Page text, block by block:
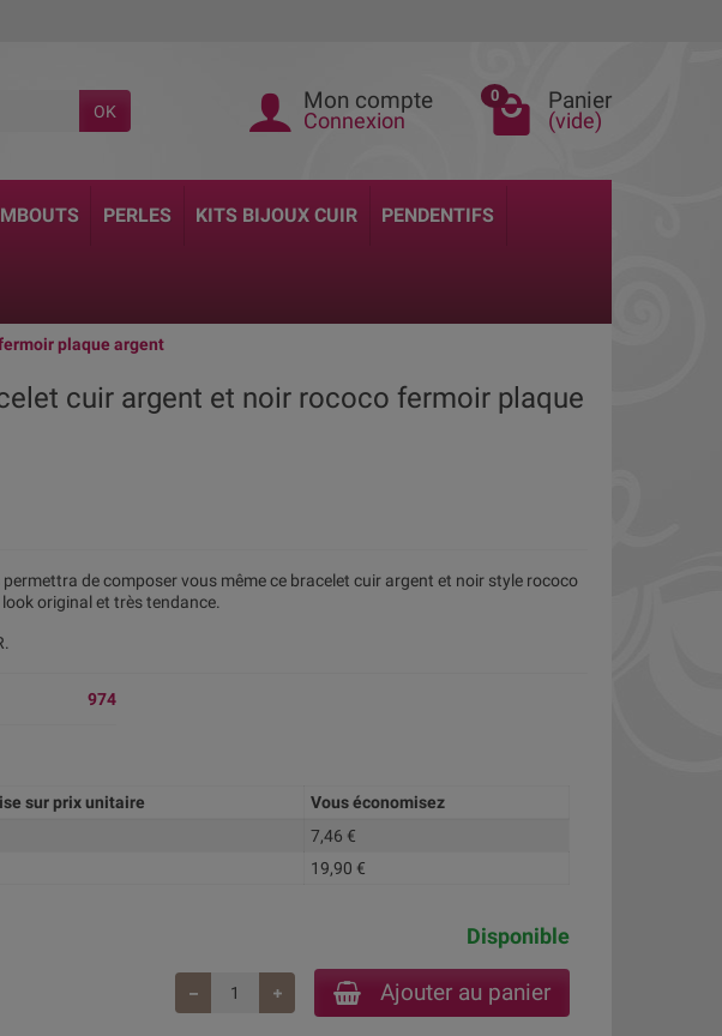
OK Mon compte
Connexion
0 Panier
(vide)
PERLES KITS BIJOUX CUIR PENDENTIFS
plaque argent
cuir argent et noir rococo fermoir plaque
permettra de composer vous même ce bracelet cuir argent et noir style rococo
original et très tendance.
974
sur prix unitaire
Vous économisez
7,46 €
19,90 €
Disponible
Ajouter au panier